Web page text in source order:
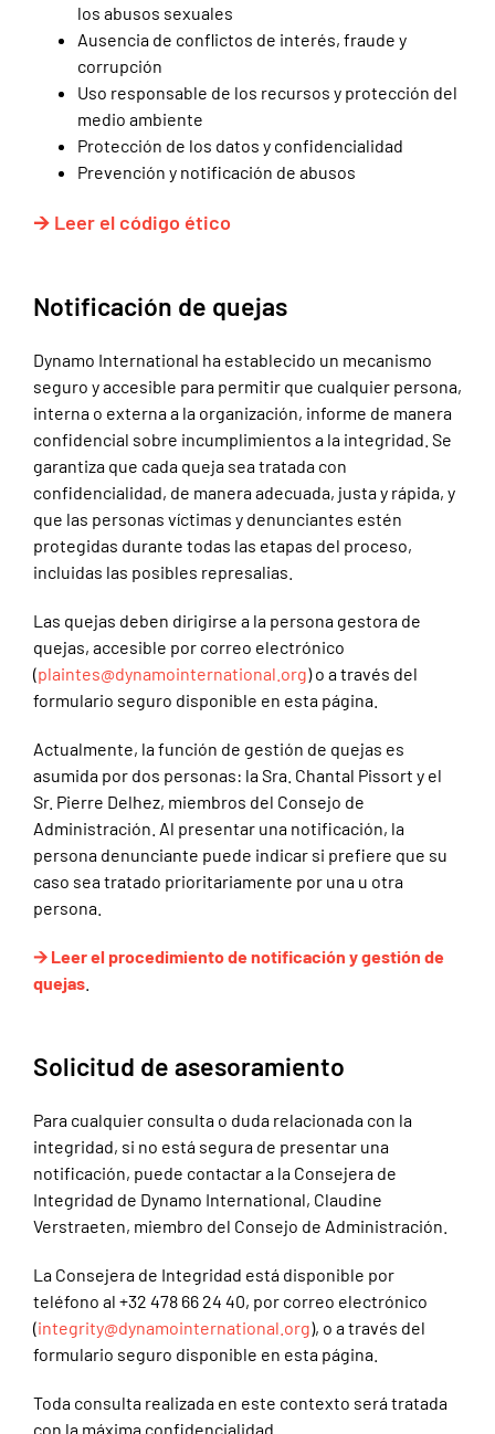
los abusos sexuales
Ausencia de conflictos de interés, fraude y
corrupción
Uso responsable de los recursos y protección del
medio ambiente
Protección de los datos y confidencialidad
Prevención y notificación de abusos
🡪 Leer el código ético
Notificación de quejas
Dynamo International ha establecido un mecanismo
seguro y accesible para permitir que cualquier persona,
interna o externa a la organización, informe de manera
confidencial sobre incumplimientos a la integridad. Se
garantiza que cada queja sea tratada con
confidencialidad, de manera adecuada, justa y rápida, y
que las personas víctimas y denunciantes estén
protegidas durante todas las etapas del proceso,
incluidas las posibles represalias.
Las quejas deben dirigirse a la persona gestora de
quejas, accesible por correo electrónico
(plaintes@dynamointernational.org) o a través del
formulario seguro disponible en esta página.
Actualmente, la función de gestión de quejas es
asumida por dos personas: la Sra. Chantal Pissort y el
Sr. Pierre Delhez, miembros del Consejo de
Administración. Al presentar una notificación, la
persona denunciante puede indicar si prefiere que su
caso sea tratado prioritariamente por una u otra
persona.
🡪 Leer el procedimiento de notificación y gestión de
quejas.
Solicitud de asesoramiento
Para cualquier consulta o duda relacionada con la
integridad, si no está segura de presentar una
notificación, puede contactar a la Consejera de
Integridad de Dynamo International, Claudine
Verstraeten, miembro del Consejo de Administración.
La Consejera de Integridad está disponible por
teléfono al +32 478 66 24 40, por correo electrónico
(integrity@dynamointernational.org), o a través del
formulario seguro disponible en esta página.
Toda consulta realizada en este contexto será tratada
con la máxima confidencialidad.